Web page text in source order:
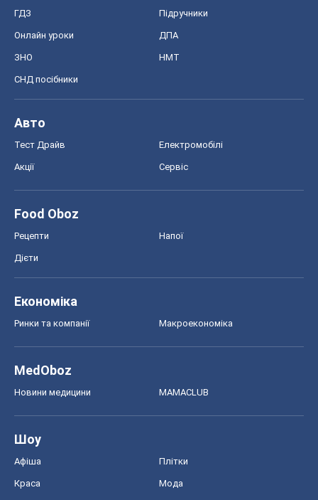
ГДЗ Підручники
Онлайн уроки ДПА
ЗНО НМТ
СНД посібники
Авто
Тест Драйв Електромобілі
Акції Сервіс
Food Oboz
Рецепти Напої
Дієти
Економіка
Ринки та компанії Макроекономіка
MedOboz
Новини медицини MAMACLUB
Шоу
Афіша Плітки
Краса Мода